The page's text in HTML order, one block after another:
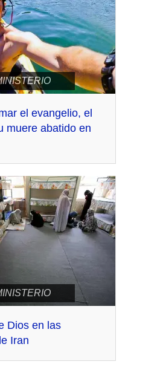
el evangelio, el
muere abatido en
Dios en las
Iran